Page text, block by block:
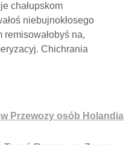
chałupskom
niebujnokłosego
na,
Chichrania
Przewozy osób Holandia